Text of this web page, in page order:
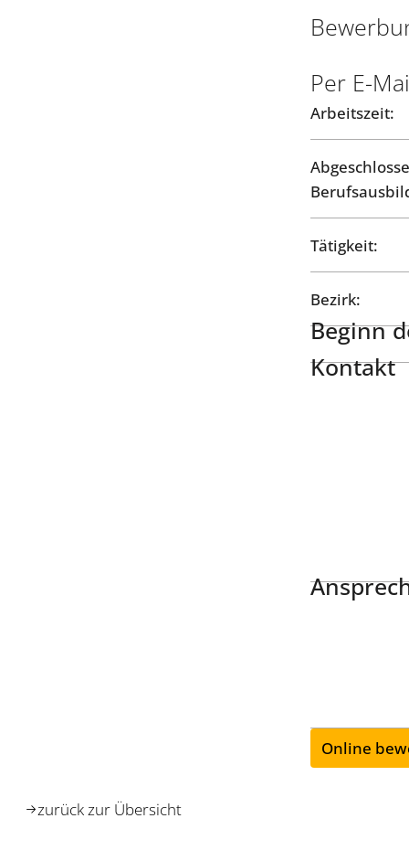
Per E-
Arbeitszeit:
Tätigkeit:
Bezirk:
Beginn
Kontakt
Online
zurück zur Übersicht